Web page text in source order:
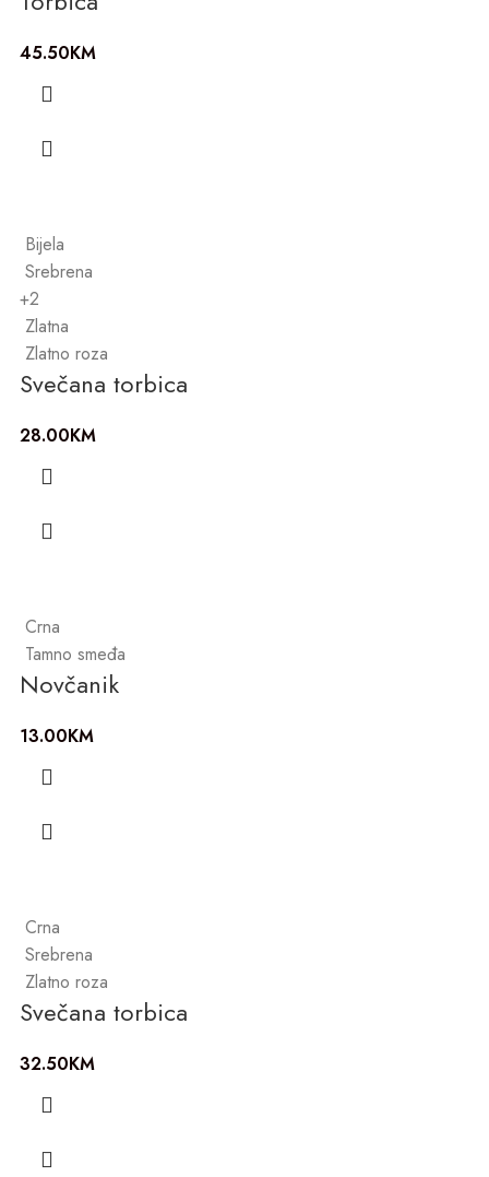
45.50KM
Bijela
Srebrena
+2
Zlatna
Zlatno roza
Svečana torbica
28.00KM
Crna
Tamno smeđa
Novčanik
13.00KM
Crna
Srebrena
Zlatno roza
Svečana torbica
32.50KM